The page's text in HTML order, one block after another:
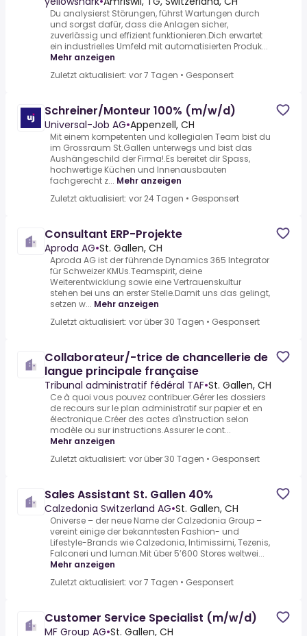
Du analysierst Störungen, führst Wartungen durch
und sorgst dafür, dass die Anlagen sicher,
zuverlässig und effizient funktionieren.Dich erwartet
ein industrielles Umfeld mit automatisierten Produk...
Mehr anzeigen
Zuletzt aktualisiert: vor 7 Tagen • Gesponsert
Schreiner/Monteur 100% (m/w/d)
Universal-Job AG•Appenzell, CH
Mit einem kompetenten und kollegialen Team bist du
im Grossraum St.Gallen unterwegs und bist das
Aushängeschild der Firma!.Es bereitet dir Spass,
hochwertige Küchen und Innenausbauten
fachgerecht z... Mehr anzeigen
Zuletzt aktualisiert: vor 24 Tagen • Gesponsert
Consultant ERP-Projekte
Aproda AG•St. Gallen, CH
Aproda AG ist der führende Dynamics 365 Integrator
für Schweizer KMUs.Teamspirit, deine
Weiterentwicklung sowie eine Vertrauenskultur
stehen bei uns an erster Stelle.Damit uns das gelingt,
setzen w... Mehr anzeigen
Zuletzt aktualisiert: vor über 30 Tagen • Gesponsert
Collaborateur/-trice de chancellerie de
langue principale française
Tribunal administratif fédéral TAF•St. Gallen, CH
Ce à quoi vous pouvez contribuer.Gérer les dossiers
de recours sur le plan administratif sur papier et en
électronique.Créer des actes d'instruction selon
modèle ou sur instructions.Assurer le cont...
Mehr anzeigen
Zuletzt aktualisiert: vor über 30 Tagen • Gesponsert
Sales Assistant St. Gallen 40%
Calzedonia Switzerland AG•St. Gallen, CH
Oniverse – der neue Name der Calzedonia Group –
vereint einige der bekanntesten Fashion- und
Lifestyle-Brands wie Calzedonia, Intimissimi, Tezenis,
Falconeri und Iuman.Mit über 5’600 Stores weltwei...
Mehr anzeigen
Zuletzt aktualisiert: vor 7 Tagen • Gesponsert
Customer Service Specialist (m/w/d)
MF Group AG•St. Gallen, CH